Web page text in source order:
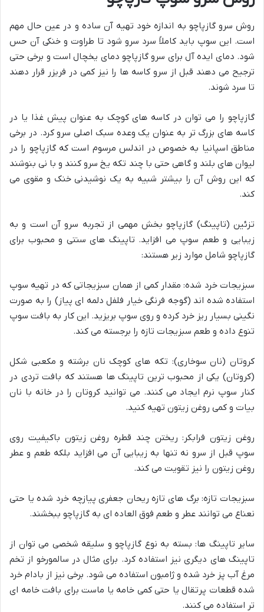
روش سرو گازپاچو به اندازه خود تهیه آن ساده و در عین حال مهم
است. این سوپ باید کاملاً سرد سرو شود تا طراوت و خنکی آن حس
شود. دمای ایده آل برای سرو گازپاچو دمای یخچال است و برخی حتی
ترجیح می دهند قبل از سرو کاسه ها را نیز کمی در فریزر قرار دهند
تا سرد شوند.
گازپاچو را می توان در کاسه های کوچک به عنوان پیش غذا یا در
کاسه های بزرگ تر به عنوان یک وعده سبک اصلی سرو کرد. در برخی
مناطق اسپانیا به خصوص در اندلس مرسوم است که گازپاچو را در
لیوان های بلند و گاهی حتی با چند تکه یخ سرو کنند و با نی بنوشند
که این روش آن را بیشتر شبیه به یک نوشیدنی خنک و مقوی می
کند.
تزئین (تاپینگ) گازپاچو بخش مهمی از تجربه سرو آن است و به
زیبایی و طعم سوپ می افزاید. تاپینگ های سنتی و محبوب برای
گازپاچو شامل موارد زیر هستند:
سبزیجات خرد شده: مقدار کمی از همان سبزیجاتی که در تهیه سوپ
استفاده شده اند (گوجه فرنگی خیار فلفل دلمه ای پیاز) را به صورت
نگینی بسیار ریز خرد کرده و روی سوپ بریزید. این کار به بافت سوپ
تنوع داده و طعم سبزیجات تازه را برجسته می کند.
کروتان (نان سوخاری): تکه های کوچک نان برشته و مکعبی شکل
(کروتان) یکی از محبوب ترین تاپینگ ها هستند که بافت تردی در
کنار سوپ نرم ایجاد می کنند. می توانید کروتان را در خانه با نان
بیات و کمی روغن زیتون تهیه کنید.
روغن زیتون فرابکر: ریختن چند قطره روغن زیتون باکیفیت روی
سوپ قبل از سرو نه تنها به زیبایی آن می افزاید بلکه طعم و عطر
روغن زیتون را نیز تقویت می کند.
سبزیجات تازه: برگ های تازه ریحان جعفری پیازچه خرد شده یا حتی
نعناع می توانند عطر و طعم فوق العاده ای به گازپاچو ببخشند.
سایر تاپینگ ها: بسته به نوع گازپاچو و سلیقه شخصی می توان از
تاپینگ های دیگری نیز استفاده کرد. برای مثال در سالمورخو از تخم
مرغ آب پز خرد شده و ژامبون استفاده می شود. برخی نیز از بادام خرد
شده قطعات پرتقال یا حتی کمی خامه یا ماست برای بافت خامه ای
تر استفاده می کنند.